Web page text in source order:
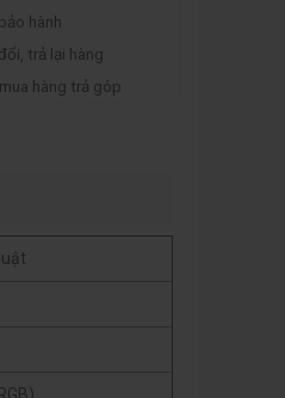
hành
trả lại hàng
hàng trả góp